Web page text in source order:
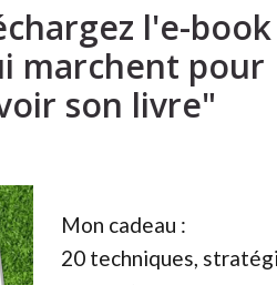
(généralement
à Roméo et
romance, etc) et
la vie.
terminent bien.
à la fin. Si vous
l'e-book
marchent pour
son livre"
Mon cadeau :
20 techniques,